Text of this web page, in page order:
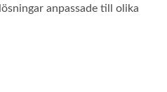
anpassade till olika